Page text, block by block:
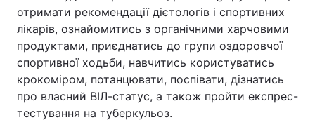
Головна Війна
Україна Політика
отримати рекомендації дієтологів і спортивних
лікарів, ознайомитись з органічними харчовими
продуктами, приєднатись до групи оздоровчої
спортивної ходьби, навчитись користуватись
крокоміром, потанцювати, поспівати, дізнатись
про власний ВІЛ-статус, а також пройти експрес-
тестування на туберкульоз.